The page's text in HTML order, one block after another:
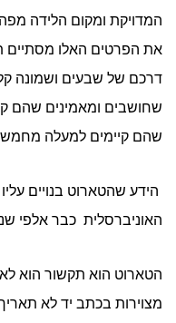
המדויקת ומקום הלידה
את הפרטים האלו מסתיים
דרכם של שבעים ושמונה
שחושבים ומאמינים שהם
שהם קיימים למעלה
הידע שהטארוט בנויים
האוניברסלית כבר אלפי
הטארוט הוא תקשור הוא
מצוירות בכתב יד לא